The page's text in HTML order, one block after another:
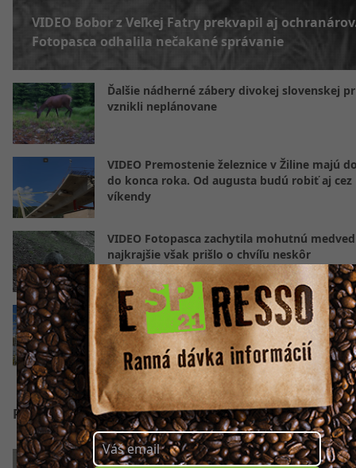
VIDEO Bobor z Veľkej Fatry prekvapil aj
Fotopasca odhalila nečakané správanie
Ďalšie nádherné zábery divokej slovenskej
vznikli neplánovane
VIDEO Premostenie železnice v Žiline majú
do konca roka. Od augusta budú robiť aj cez
víkendy
VIDEO Fotopasca zachytila mohutnú
najkrajšie však prišlo o chvíľu neskôr
VIDEO Májovú ulicu začali dvíhať nad
Podcast